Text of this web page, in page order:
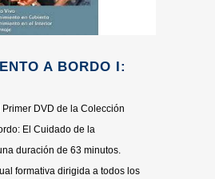
A BORDO I:
DVD de la Colección
El Cuidado de la
duración de 63 minutos.
formativa dirigida a todos los